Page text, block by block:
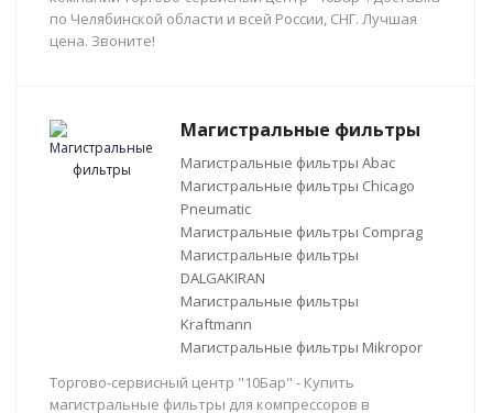
по Челябинской области и всей России, СНГ. Лучшая
цена. Звоните!
Магистральные фильтры
Магистральные фильтры Abac
Магистральные фильтры Chicago
Pneumatic
Магистральные фильтры Comprag
Магистральные фильтры
DALGAKIRAN
Магистральные фильтры
Kraftmann
Магистральные фильтры Mikropor
Торгово-сервисный центр "10Бар" - Купить
магистральные фильтры для компрессоров в